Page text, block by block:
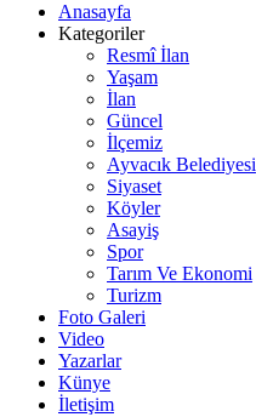
Anasayfa
Kategoriler
Resmî İlan
Yaşam
İlan
Güncel
İlçemiz
Ayvacık Belediyesi
Siyaset
Köyler
Asayiş
Spor
Tarım Ve Ekonomi
Turizm
Foto Galeri
Video
Yazarlar
Künye
İletişim